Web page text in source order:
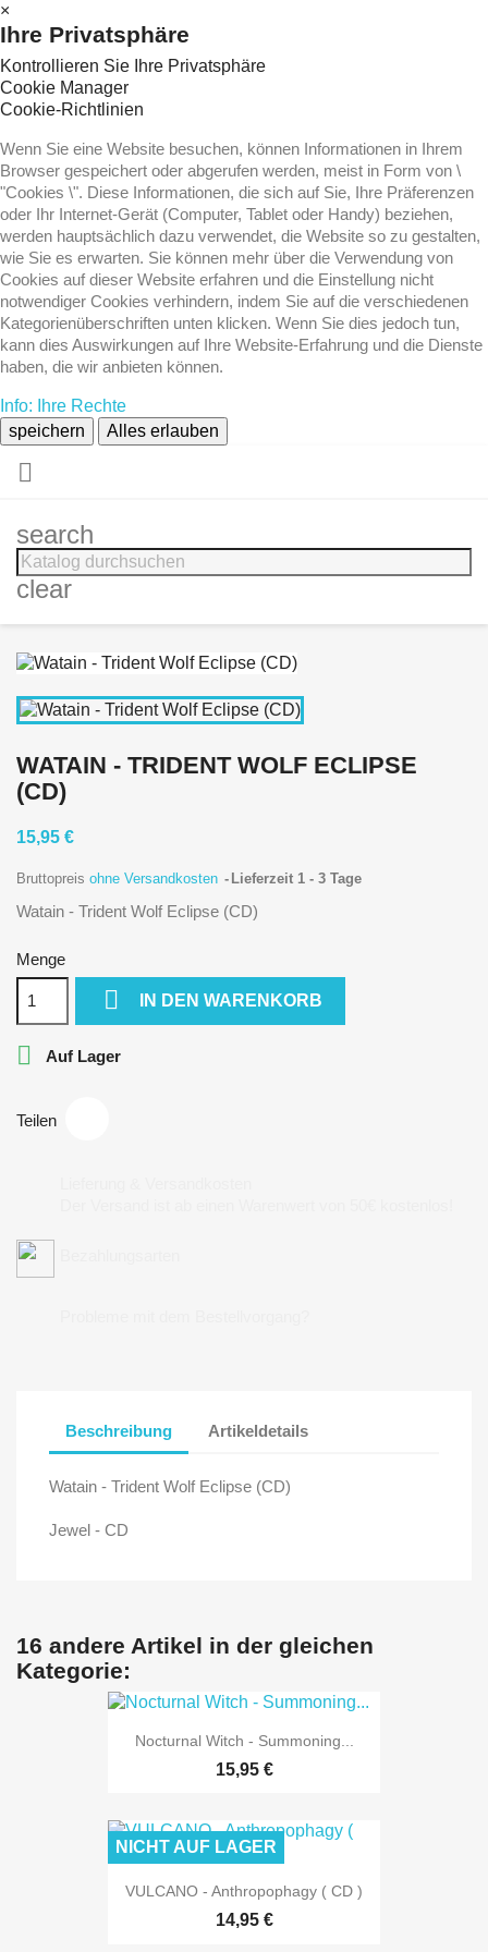
×
Ihre Privatsphäre
Kontrollieren Sie Ihre Privatsphäre
Cookie Manager
Cookie-Richtlinien
Wenn Sie eine Website besuchen, können Informationen in Ihrem
Browser gespeichert oder abgerufen werden, meist in Form von \
"Cookies \". Diese Informationen, die sich auf Sie, Ihre Präferenzen
oder Ihr Internet-Gerät (Computer, Tablet oder Handy) beziehen,
werden hauptsächlich dazu verwendet, die Website so zu gestalten,
wie Sie es erwarten. Sie können mehr über die Verwendung von
Cookies auf dieser Website erfahren und die Einstellung nicht
notwendiger Cookies verhindern, indem Sie auf die verschiedenen
Kategorienüberschriften unten klicken. Wenn Sie dies jedoch tun,
kann dies Auswirkungen auf Ihre Website-Erfahrung und die Dienste
haben, die wir anbieten können.
Info: Ihre Rechte
speichern
Alles erlauben

search
clear
WATAIN - TRIDENT WOLF ECLIPSE
(CD)
15,95 €
Bruttopreis ohne Versandkosten Lieferzeit 1 - 3 Tage
Watain - Trident Wolf Eclipse (CD)
Menge
 IN DEN WARENKORB
 Auf Lager
Teilen
Beschreibung Artikeldetails
Watain - Trident Wolf Eclipse (CD)
Jewel - CD
16 andere Artikel in der gleichen
Kategorie:
Nocturnal Witch - Summoning...
15,95 €
VULCANO - Anthropophagy ( CD )
14,95 €
NICHT AUF LAGER